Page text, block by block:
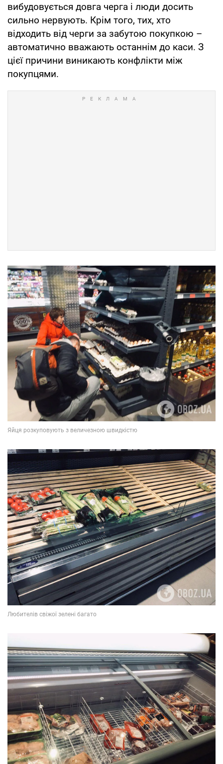
вибудовується довга черга і люди досить
сильно нервують. Крім того, тих, хто
відходить від черги за забутою покупкою –
автоматично вважають останнім до каси. З
цієї причини виникають конфлікти між
покупцями.